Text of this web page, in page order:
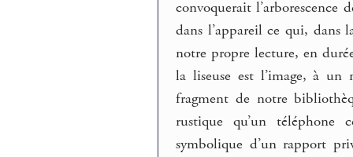
convoquerait
dans l’appareil ce qui, dans
notre propre lecture, en
la liseuse est l’image, à un
fragment de notre
rustique qu’un téléphone
symbolique d’un rapport